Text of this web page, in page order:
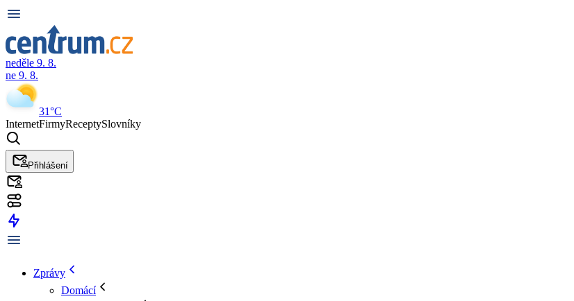
neděle 9. 8.
ne 9. 8.
31°C
InternetFirmyReceptySlovníky
Přihlášení
Zprávy
Domácí